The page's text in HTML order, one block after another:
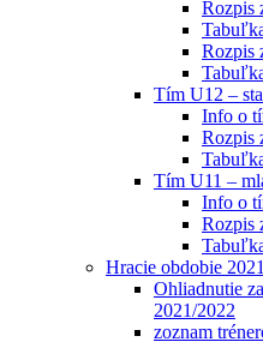
Rozpis
Rozpis
Tím U12 –
Info o
Rozpis
Tím U11 –
Info o
Rozpis
Hracie obdobie
Ohliadnutie
2021/2022
zoznam